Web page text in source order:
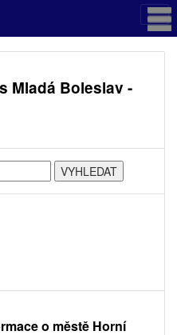
Mladá Boleslav -
o městě Horní